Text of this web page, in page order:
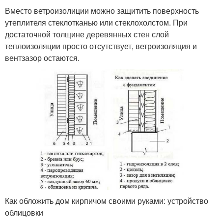
Вместо ветроизолиции можно защитить поверхность
утеплителя стеклотканью или стеклохолстом. При
достаточной толщине деревянных стен слой
теплоизоляции просто отсутствует, ветроизоляция и
вентзазор остаются.
Как обложить дом кирпичом своими руками: устройство
облицовки